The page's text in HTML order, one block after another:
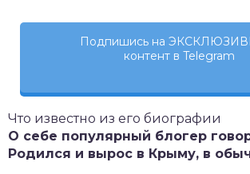
Подпишись на
контент в Telegram
Что известно из его биографии
О себе популярный блогер
Родился и вырос в Крыму, в